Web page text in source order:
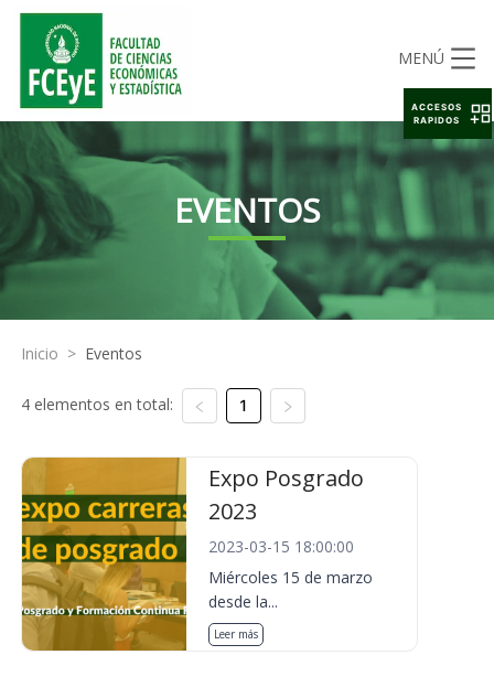
MENÚ
EVENTOS
Inicio > Eventos
4 elementos en total: 1
Expo Posgrado
2023
2023-03-15 18:00:00
Miércoles 15 de marzo
desde la...
Leer más
ACCESOS
RAPIDOS